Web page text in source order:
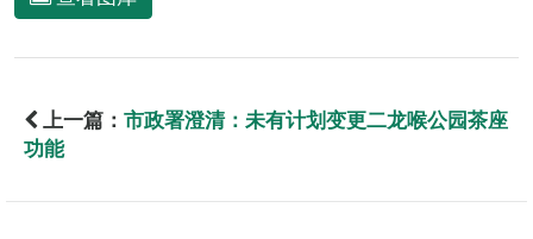
上一篇： 市政署澄清：未有计划变更二龙喉公园茶座
功能